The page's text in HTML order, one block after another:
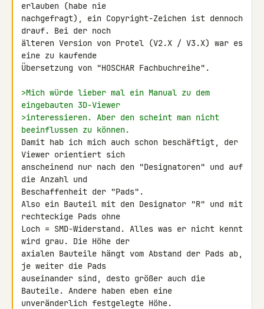
erlauben (habe nie
nachgefragt), ein Copyright-Zeichen ist dennoch
drauf. Bei der noch
älteren Version von Protel (V2.X / V3.X) war es
eine zu kaufende
Übersetzung von "HOSCHAR Fachbuchreihe".
>Mich würde lieber mal ein Manual zu dem
eingebauten 3D-Viewer
>interessieren. Aber den scheint man nicht
beeinflussen zu können.
Damit hab ich mich auch schon beschäftigt, der
Viewer orientiert sich
anscheinend nur nach den "Designatoren" und auf
die Anzahl und
Beschaffenheit der "Pads".
Also ein Bauteil mit den Designator "R" und mit
rechteckige Pads ohne
Loch = SMD-Widerstand. Alles was er nicht kennt
wird grau. Die Höhe der
axialen Bauteile hängt vom Abstand der Pads ab,
je weiter die Pads
auseinander sind, desto größer auch die
Bauteile. Andere haben eben eine
unveränderlich festgelegte Höhe.